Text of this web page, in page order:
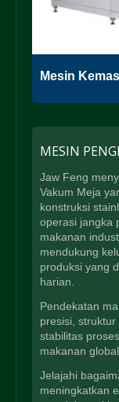
Mesin
MESIN
Jaw Feng
Vakum Meja
konstruksi
operasi jangka
makanan
mendukung
produksi yang
harian.
Pendekatan
presisi,
stabilitas
makanan global.
Jelajahi
meningkatkan